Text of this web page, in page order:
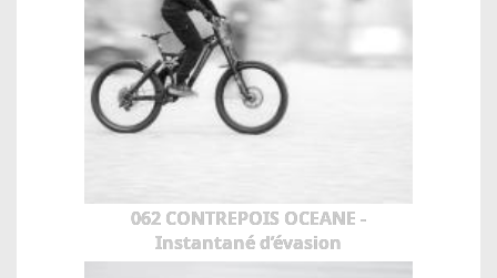
062 CONTREPOIS OCEANE -
Instantané d’évasion